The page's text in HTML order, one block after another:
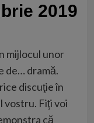
2019
mijlocul unor
de… dramă.
discuţie în
vostru. Fiţi voi
că